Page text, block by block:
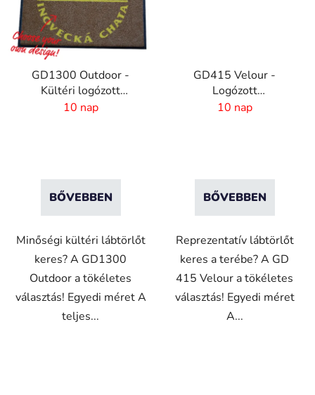
GD1300 Outdoor -
Kültéri logózott
szennyfogó szőnyeg -
10 nap
BŐVEBBEN
Minőségi kültéri lábtörlőt
keres? A GD1300
Outdoor a tökéletes
választás! Egyedi méret A
teljes...
GD415 Velour -
Logózott
reklámszőnyeg - 4 mm
10 nap
BŐVEBBEN
Reprezentatív lábtörlőt
keres a terébe? A GD
415 Velour a tökéletes
választás! Egyedi méret
A...